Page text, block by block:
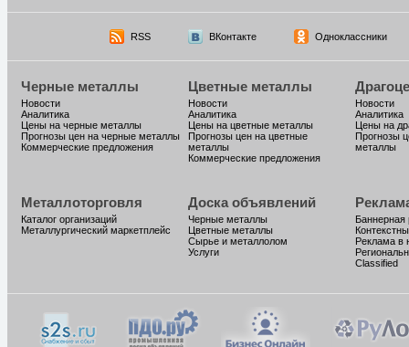
RSS ВКонтакте Одноклассники
Черные металлы
Новости
Аналитика
Цены на черные металлы
Прогнозы цен на черные металлы
Коммерческие предложения
Цветные металлы
Новости
Аналитика
Цены на цветные металлы
Прогнозы цен на цветные
металлы
Коммерческие предложения
Новости
Аналитика
Цены на
Прогнозы
металлы
Металлоторговля
Каталог организаций
Металлургический маркетплейс
Доска объявлений
Черные металлы
Цветные металлы
Сырье и металлолом
Услуги
Баннерная
Реклама в
Classified